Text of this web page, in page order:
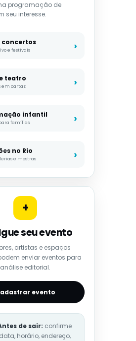
programação de
seu interesse.
concertos
e festivais
teatro
em cartaz
infantil
famílias
no Rio
e mostras
+
seu evento
artistas e espaços
enviar eventos para
análise editorial.
evento
de sair: confirme
data, horário, endereço,